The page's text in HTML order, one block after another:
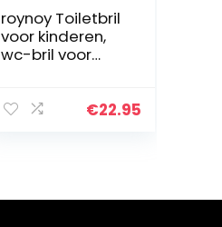
roynoy Toiletbril
voor kinderen,
wc-bril voor
handvat voor
€22.95